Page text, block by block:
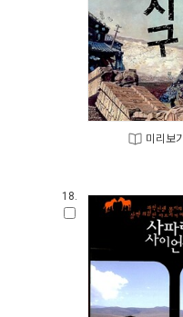
미리보기
18.